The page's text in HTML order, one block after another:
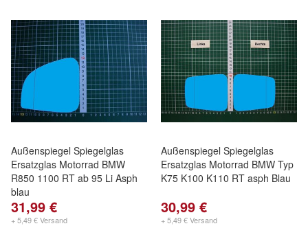
Außenspiegel Spiegelglas
Ersatzglas Motorrad BMW
R850 1100 RT ab 95 Li Asph
blau
31,99 €
+ 5,49 € Versand
Außenspiegel Spiegelglas
Ersatzglas Motorrad BMW Typ
K75 K100 K110 RT asph Blau
30,99 €
+ 5,49 € Versand